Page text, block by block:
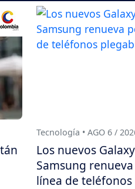
Tecnología • AGO 6 /
Los nuevos
Samsung
línea de